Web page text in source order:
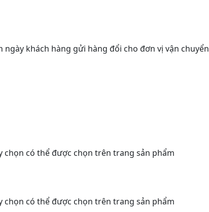
khách hàng gửi hàng đổi cho đơn vị vận chuyển
chọn có thể được chọn trên trang sản phẩm
chọn có thể được chọn trên trang sản phẩm